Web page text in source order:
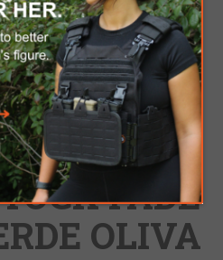
FADE
OLIVA